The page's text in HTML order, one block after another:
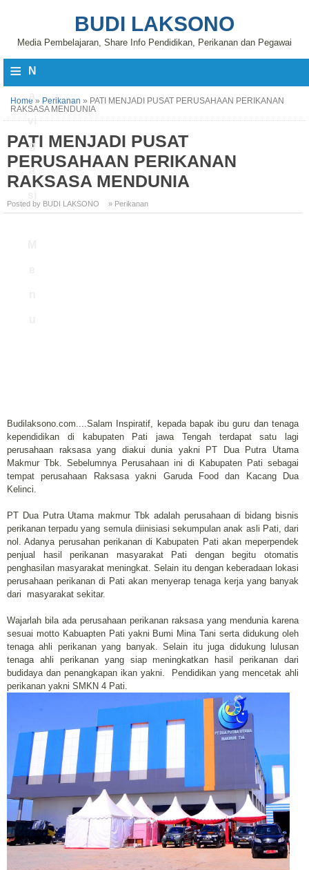
BUDI LAKSONO
Media Pembelajaran, Share Info Pendidikan, Perikanan dan Pegawai
≡ N
vi
g
a
Home » Perikanan » PATI MENJADI PUSAT PERUSAHAAN PERIKANAN
RAKSASA MENDUNIA
PATI MENJADI PUSAT
PERUSAHAAN PERIKANAN
RAKSASA MENDUNIA
Posted by BUDI LAKSONO » Perikanan
Budilaksono.com....Salam Inspiratif, kepada bapak ibu guru dan tenaga
kependidikan di kabupaten Pati jawa Tengah terdapat satu lagi
perusahaan raksasa yang diakui dunia yakni PT Dua Putra Utama
Makmur Tbk. Sebelumnya Perusahaan ini di Kabupaten Pati sebagai
tempat perusahaan Raksasa yakni Garuda Food dan Kacang Dua
Kelinci.
PT Dua Putra Utama makmur Tbk adalah perusahaan di bidang bisnis
perikanan terpadu yang semula diinisiasi sekumpulan anak asli Pati, dari
nol. Adanya perusahan perikanan di Kabupaten Pati akan meperpendek
penjual hasil perikanan masyarakat Pati dengan begitu otomatis
penghasilan masyarakat meningkat. Selain itu dengan keberadaan lokasi
perusahaan perikanan di Pati akan menyerap tenaga kerja yang banyak
dari masyarakat sekitar.
Wajarlah bila ada perusahaan perikanan raksasa yang mendunia karena
sesuai motto Kabuapten Pati yakni Bumi Mina Tani serta didukung oleh
tenaga ahli perikanan yang banyak. Selain itu juga didukung lulusan
tenaga ahli perikanan yang siap meningkatkan hasil perikanan dari
budidaya dan penangkapan ikan yakni. Pendidikan yang mencetak ahli
perikanan yakni SMKN 4 Pati.